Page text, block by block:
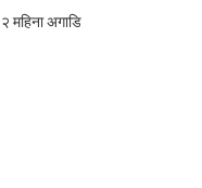
२ महिना अगाडि